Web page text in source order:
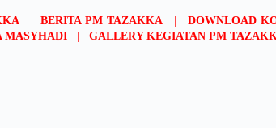
|BERITA PM TAZAKKA |DOWNLOAD
MASYHADI
GALLERY KEGIATAN PM